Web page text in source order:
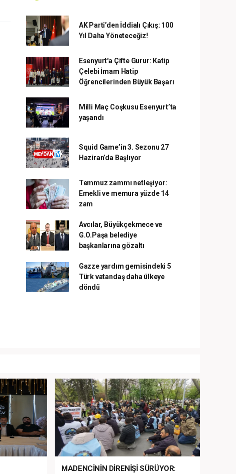
AK Parti’den İddialı Çıkış: 100
Yıl Daha Yöneteceğiz!
Esenyurt'a Çifte Gurur: Katip
Çelebi İmam Hatip
Öğrencilerinden Büyük Başarı
Milli Maç Coşkusu Esenyurt’ta
yaşandı
Squid Game’in 3. Sezonu 27
Haziran’da Başlıyor
Temmuz zammı netleşiyor:
Emekli ve memura yüzde 14
zam
Avcılar, Büyükçekmece ve
G.O.Paşa belediye
başkanlarına gözaltı
Gazze yardım gemisindeki 5
Türk vatandaş daha ülkeye
döndü
MADENCİNİN DİRENİŞİ SÜRÜYOR: